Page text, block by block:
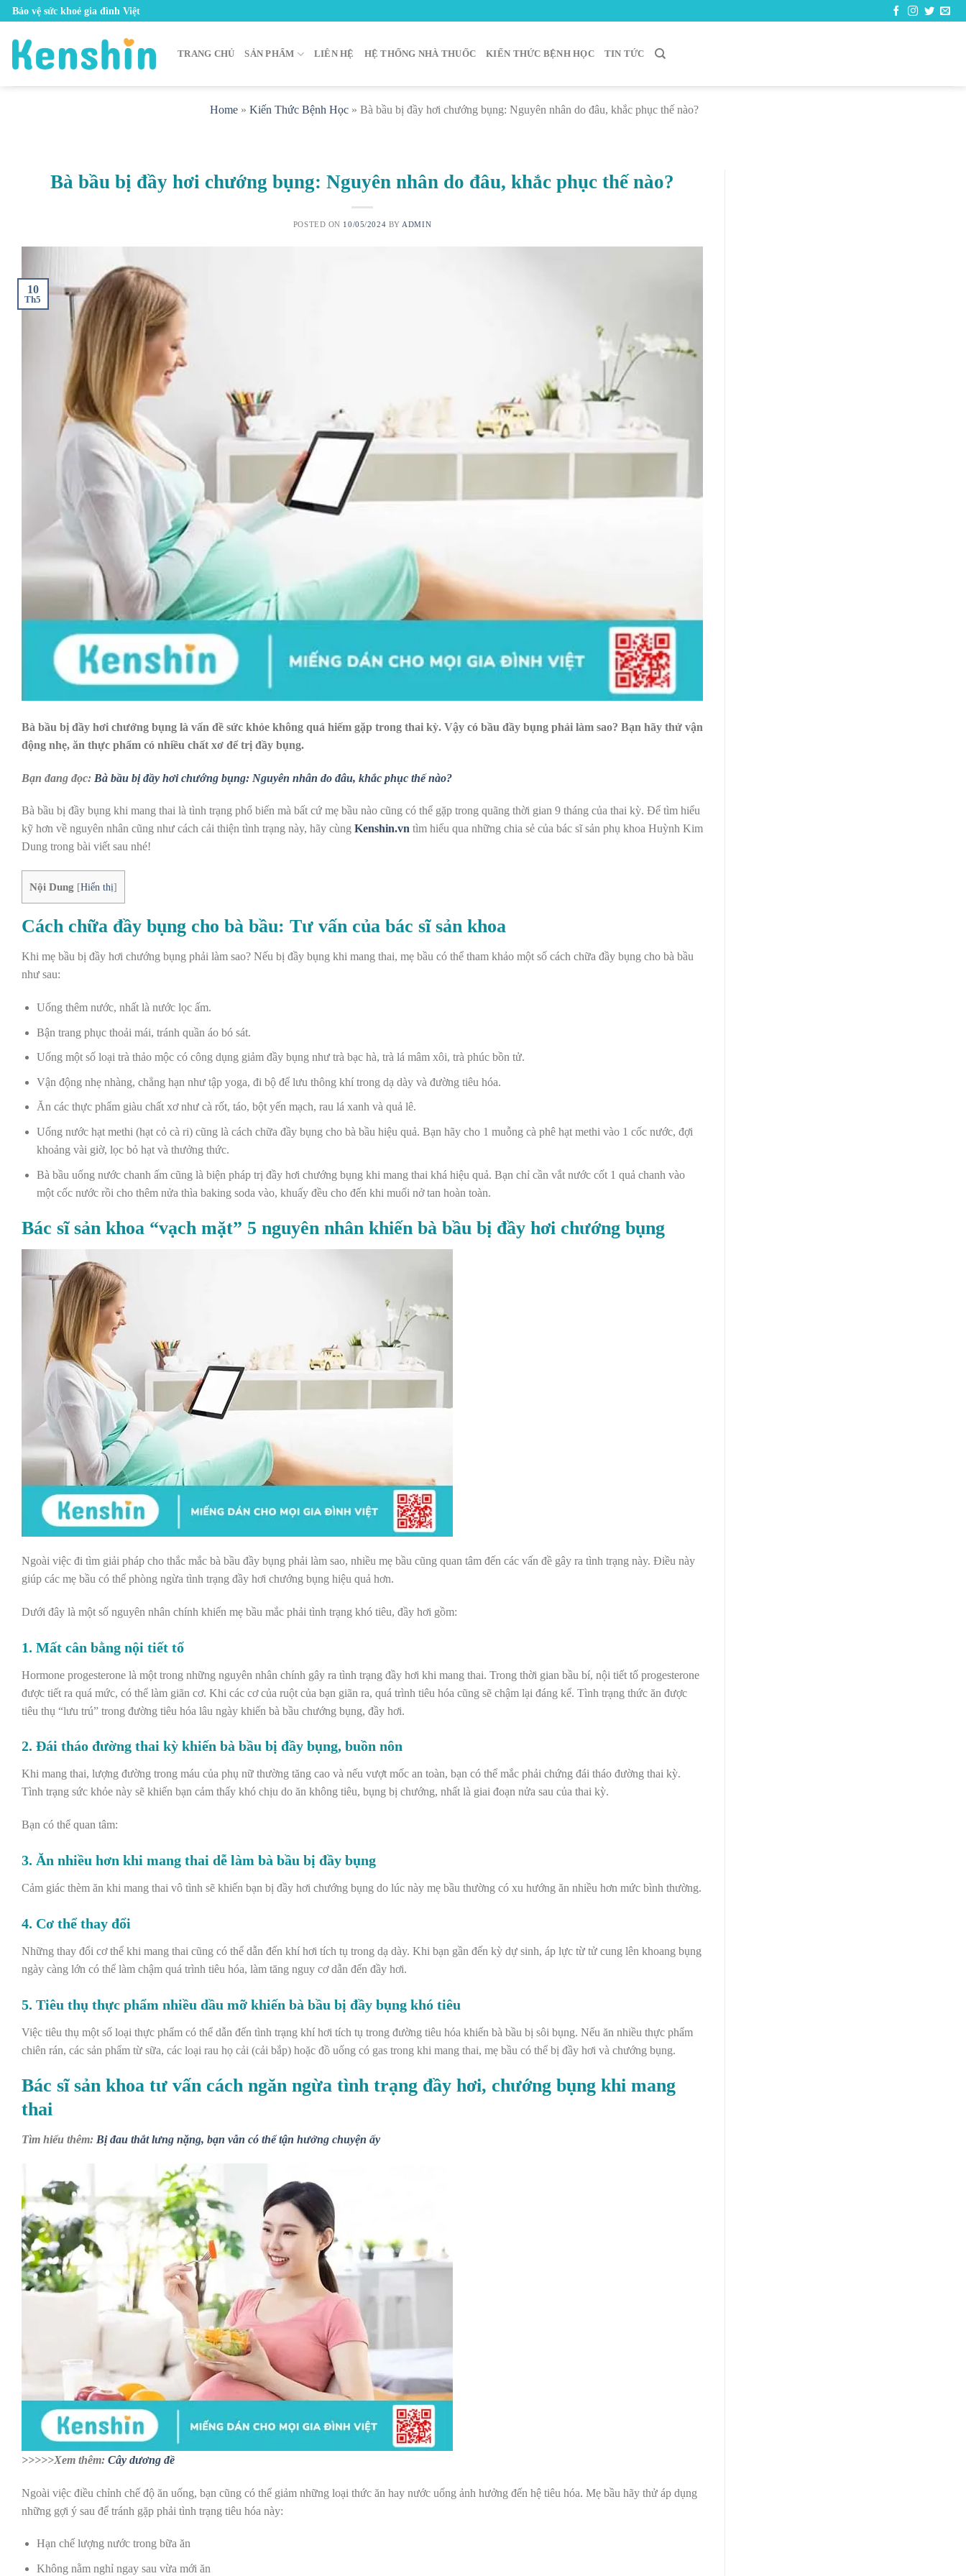
Skip
content
Bảo vệ sức khoẻ gia đình Việt
TRANG CHỦ SẢN PHẨM LIÊN HỆ HỆ THỐNG NHÀ THUỐC KIẾN THỨC BỆNH HỌC TIN TỨC
Home » Kiến Thức Bệnh Học » Bà bầu bị đầy hơi chướng bụng: Nguyên nhân do đâu, khắc phục thế nào?
Bà bầu bị đầy hơi chướng bụng: Nguyên nhân do đâu, khắc phục thế nào?
POSTED ON 10/05/2024 BY ADMIN
10
Th5
Bà bầu bị đầy hơi chướng bụng là vấn đề sức khỏe không quá hiếm gặp trong thai kỳ. Vậy có bầu đầy bụng phải làm sao? Bạn hãy thử vận
động nhẹ, ăn thực phẩm có nhiều chất xơ để trị đầy bụng.
Bạn đang đọc: Bà bầu bị đầy hơi chướng bụng: Nguyên nhân do đâu, khắc phục thế nào?
Bà bầu bị đầy bụng khi mang thai là tình trạng phổ biến mà bất cứ mẹ bầu nào cũng có thể gặp trong quãng thời gian 9 tháng của thai kỳ. Để tìm hiểu
kỹ hơn về nguyên nhân cũng như cách cải thiện tình trạng này, hãy cùng Kenshin.vn tìm hiểu qua những chia sẻ của bác sĩ sản phụ khoa Huỳnh Kim
Dung trong bài viết sau nhé!
Nội Dung [Hiển thị]
Cách chữa đầy bụng cho bà bầu: Tư vấn của bác sĩ sản khoa
Khi mẹ bầu bị đầy hơi chướng bụng phải làm sao? Nếu bị đầy bụng khi mang thai, mẹ bầu có thể tham khảo một số cách chữa đầy bụng cho bà bầu
như sau:
Uống thêm nước, nhất là nước lọc ấm.
Bận trang phục thoải mái, tránh quần áo bó sát.
Uống một số loại trà thảo mộc có công dụng giảm đầy bụng như trà bạc hà, trà lá mâm xôi, trà phúc bồn tử.
Vận động nhẹ nhàng, chẳng hạn như tập yoga, đi bộ để lưu thông khí trong dạ dày và đường tiêu hóa.
Ăn các thực phẩm giàu chất xơ như cà rốt, táo, bột yến mạch, rau lá xanh và quả lê.
Uống nước hạt methi (hạt cỏ cà ri) cũng là cách chữa đầy bụng cho bà bầu hiệu quả. Bạn hãy cho 1 muỗng cà phê hạt methi vào 1 cốc nước, đợi
khoảng vài giờ, lọc bỏ hạt và thưởng thức.
Bà bầu uống nước chanh ấm cũng là biện pháp trị đầy hơi chướng bụng khi mang thai khá hiệu quả. Bạn chỉ cần vắt nước cốt 1 quả chanh vào
một cốc nước rồi cho thêm nửa thìa baking soda vào, khuấy đều cho đến khi muối nở tan hoàn toàn.
Bác sĩ sản khoa “vạch mặt” 5 nguyên nhân khiến bà bầu bị đầy hơi chướng bụng
Ngoài việc đi tìm giải pháp cho thắc mắc bà bầu đầy bụng phải làm sao, nhiều mẹ bầu cũng quan tâm đến các vấn đề gây ra tình trạng này. Điều này
giúp các mẹ bầu có thể phòng ngừa tình trạng đầy hơi chướng bụng hiệu quả hơn.
Dưới đây là một số nguyên nhân chính khiến mẹ bầu mắc phải tình trạng khó tiêu, đầy hơi gồm:
1. Mất cân bằng nội tiết tố
Hormone progesterone là một trong những nguyên nhân chính gây ra tình trạng đầy hơi khi mang thai. Trong thời gian bầu bí, nội tiết tố progesterone
được tiết ra quá mức, có thể làm giãn cơ. Khi các cơ của ruột của bạn giãn ra, quá trình tiêu hóa cũng sẽ chậm lại đáng kể. Tình trạng thức ăn được
tiêu thụ “lưu trú” trong đường tiêu hóa lâu ngày khiến bà bầu chướng bụng, đầy hơi.
2. Đái tháo đường thai kỳ khiến bà bầu bị đầy bụng, buồn nôn
Khi mang thai, lượng đường trong máu của phụ nữ thường tăng cao và nếu vượt mốc an toàn, bạn có thể mắc phải chứng đái tháo đường thai kỳ.
Tình trạng sức khỏe này sẽ khiến bạn cảm thấy khó chịu do ăn không tiêu, bụng bị chướng, nhất là giai đoạn nửa sau của thai kỳ.
Bạn có thể quan tâm:
3. Ăn nhiều hơn khi mang thai dễ làm bà bầu bị đầy bụng
Cảm giác thèm ăn khi mang thai vô tình sẽ khiến bạn bị đầy hơi chướng bụng do lúc này mẹ bầu thường có xu hướng ăn nhiều hơn mức bình thường.
4. Cơ thể thay đổi
Những thay đổi cơ thể khi mang thai cũng có thể dẫn đến khí hơi tích tụ trong dạ dày. Khi bạn gần đến kỳ dự sinh, áp lực từ tử cung lên khoang bụng
ngày càng lớn có thể làm chậm quá trình tiêu hóa, làm tăng nguy cơ dẫn đến đầy hơi.
5. Tiêu thụ thực phẩm nhiều dầu mỡ khiến bà bầu bị đầy bụng khó tiêu
Việc tiêu thụ một số loại thực phẩm có thể dẫn đến tình trạng khí hơi tích tụ trong đường tiêu hóa khiến bà bầu bị sôi bụng. Nếu ăn nhiều thực phẩm
chiên rán, các sản phẩm từ sữa, các loại rau họ cải (cải bắp) hoặc đồ uống có gas trong khi mang thai, mẹ bầu có thể bị đầy hơi và chướng bụng.
Bác sĩ sản khoa tư vấn cách ngăn ngừa tình trạng đầy hơi, chướng bụng khi mang
thai
Tìm hiểu thêm: Bị đau thắt lưng nặng, bạn vẫn có thể tận hưởng chuyện ấy
>>>>>Xem thêm: Cây dương đề
Ngoài việc điều chỉnh chế độ ăn uống, bạn cũng có thể giảm những loại thức ăn hay nước uống ảnh hưởng đến hệ tiêu hóa. Mẹ bầu hãy thử áp dụng
những gợi ý sau để tránh gặp phải tình trạng tiêu hóa này:
Hạn chế lượng nước trong bữa ăn
Không nằm nghỉ ngay sau vừa mới ăn